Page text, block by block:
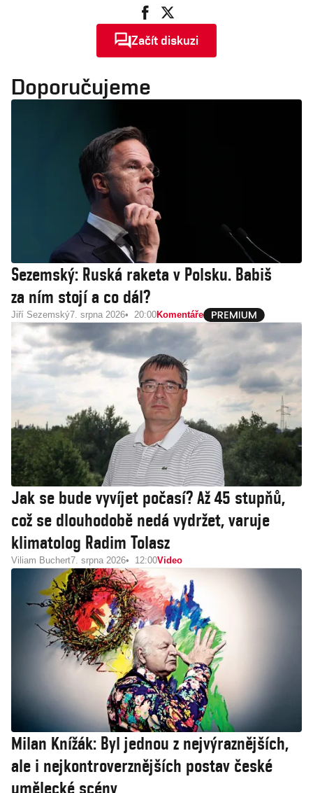
Začít diskuzi
Doporučujeme
Sezemský: Ruská raketa v Polsku. Babiš
za ním stojí a co dál?
Jiří Sezemský7. srpna 2026 20:00Komentáře
Jak se bude vyvíjet počasí? Až 45 stupňů,
což se dlouhodobě nedá vydržet, varuje
klimatolog Radim Tolasz
Viliam Buchert7. srpna 2026 12:00Video
Milan Knížák: Byl jednou z nejvýraznějších,
ale i nejkontroverznějších postav české
umělecké scény